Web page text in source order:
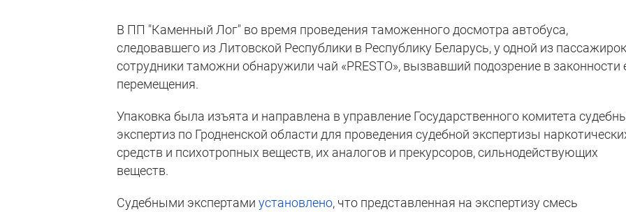
В ПП "Каменный Лог" во время проведения таможенного досмотра автобуса,
следовавшего из Литовской Республики в Республику Беларусь, у одной из пассажирок
сотрудники таможни обнаружили чай «PRESTO», вызвавший подозрение в законности
перемещения.
Упаковка была изъята и направлена в управление Государственного комитета
экспертиз по Гродненской области для проведения судебной экспертизы
средств и психотропных веществ, их аналогов и прекурсоров, сильнодействующих
веществ.
Судебными экспертамиустановлено, что представленная на экспертизу смесь